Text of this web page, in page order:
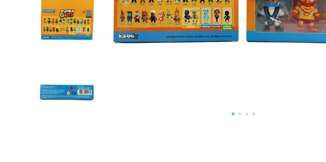
Vehículos y Pistas